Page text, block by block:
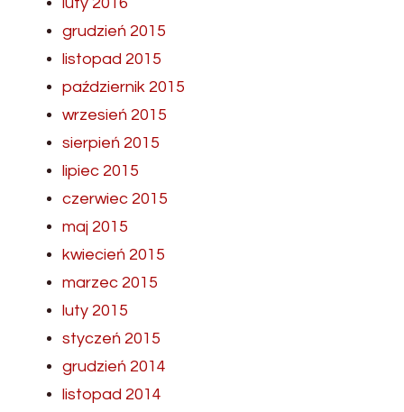
grudzień 2015
listopad 2015
październik 2015
wrzesień 2015
sierpień 2015
lipiec 2015
czerwiec 2015
maj 2015
kwiecień 2015
marzec 2015
luty 2015
styczeń 2015
grudzień 2014
listopad 2014